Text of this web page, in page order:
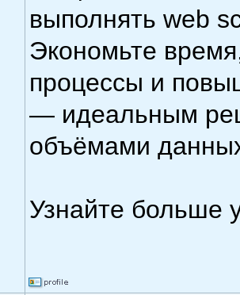
выполнять web
Экономьте
процессы и
— идеальным
объёмами
Узнайте больше